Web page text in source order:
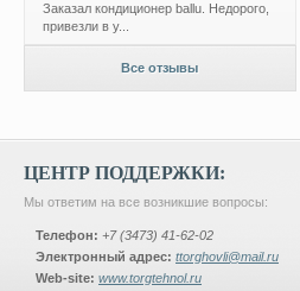
Заказал кондиционер ballu. Недорого,
привезли в у...
Все отзывы
ЦЕНТР ПОДДЕРЖКИ:
Мы ответим на все возникшие вопросы:
Телефон: +7 (3473) 41-62-02
Электронный адрес: ttorghovli@mail.ru
Web-site: www.torgtehnol.ru